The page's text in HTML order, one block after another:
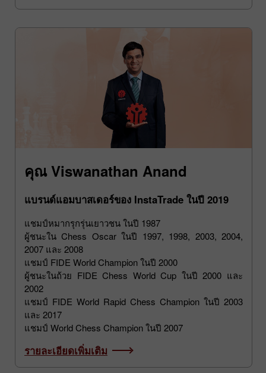
รายละเอียดเพิ่มเติม
คุณ Viswanathan Anand
แชมป์หมากรุกรุ่นเยาวชน ในปี 1987
ผู้ชนะใน Chess Oscar ในปี 1997, 1998, 2003, 2004,
2007 และ 2008
แชมป์ FIDE World Champion ในปี 2000
ผู้ชนะในถ้วย FIDE Chess World Cup ในปี 2000 และ
2002
แชมป์ FIDE World Rapid Chess Champion ในปี 2003
และ 2017
แชมป์ World Chess Champion ในปี 2007
รายละเอียดเพิ่มเติม